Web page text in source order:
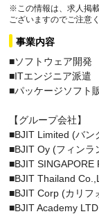
※この情報は、求人掲
ございますのでご注意
事業内容
■ソフトウェア開発
■ITエンジニア派遣
■パッケージソフト
【グループ会社】
■BJIT Limited (バン
■BJIT Oy (フィンラ
■BJIT SINGAPORE
■BJIT Thailand
■BJIT Corp (カリフ
■BJIT Academy